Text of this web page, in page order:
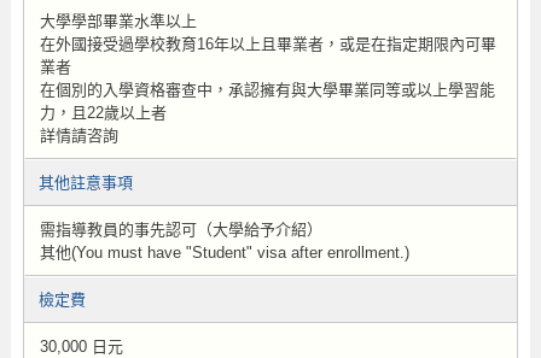
大學學部畢業水準以上
在外國接受過學校教育16年以上且畢業者，或是在指定期限內可畢
業者
在個別的入學資格審查中，承認擁有與大學畢業同等或以上學習能
力，且22歲以上者
詳情請咨詢
其他註意事項
需指導教員的事先認可（大學給予介紹）
其他(You must have "Student" visa after enrollment.)
檢定費
30,000 日元